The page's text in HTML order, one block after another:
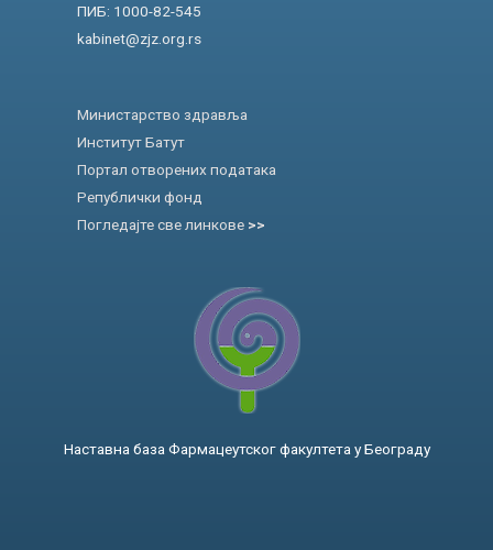
ПИБ: 1000-82-545
kabinet@zjz.org.rs
Министарство здравља
Институт Батут
Портал отворених података
Републички фонд
Погледајте све линкове >>
Наставна база Фармацеутског факултета у Београду